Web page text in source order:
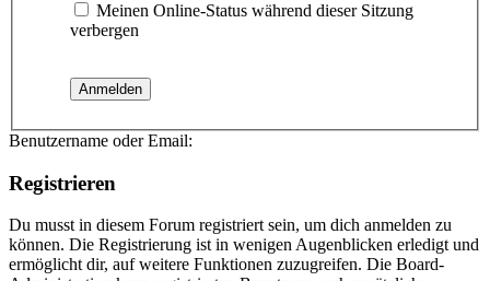
Meinen Online-Status während dieser Sitzung
verbergen
Benutzername oder Email:
Registrieren
Du musst in diesem Forum registriert sein, um dich anmelden zu
können. Die Registrierung ist in wenigen Augenblicken erledigt und
ermöglicht dir, auf weitere Funktionen zuzugreifen. Die Board-